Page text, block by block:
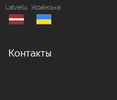
Latviešu Українська
Контакты